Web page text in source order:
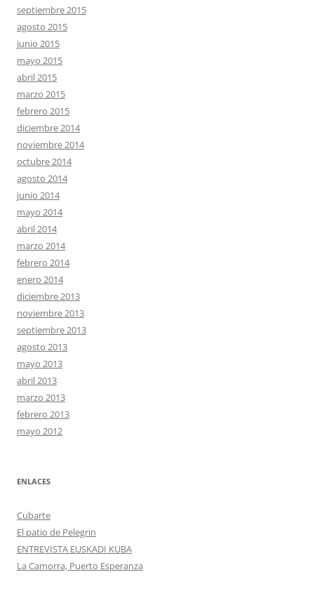
septiembre 2015
agosto 2015
junio 2015
mayo 2015
abril 2015
marzo 2015
febrero 2015
diciembre 2014
noviembre 2014
octubre 2014
agosto 2014
junio 2014
mayo 2014
abril 2014
marzo 2014
febrero 2014
enero 2014
diciembre 2013
noviembre 2013
septiembre 2013
agosto 2013
mayo 2013
abril 2013
marzo 2013
febrero 2013
mayo 2012
ENLACES
Cubarte
El patio de Pelegrin
ENTREVISTA EUSKADI KUBA
La Camorra, Puerto Esperanza